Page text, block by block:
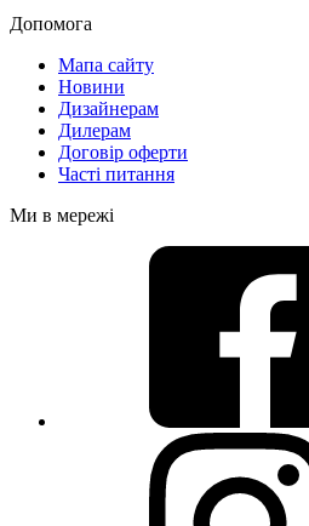
Допомога
Мапа сайту
Новини
Дизайнерам
Дилерам
Договір оферти
Часті питання
Ми в мережі